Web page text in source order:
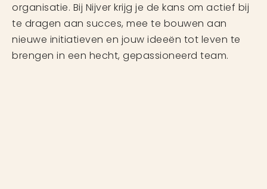
organisatie. Bij Nijver krijg je de kans om actief bij
te dragen aan succes, mee te bouwen aan
nieuwe initiatieven en jouw ideeën tot leven te
brengen in een hecht, gepassioneerd team.